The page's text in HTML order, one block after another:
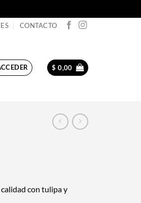
CONTACTO
$ 0,00
con tulipa y